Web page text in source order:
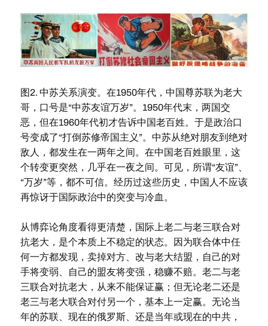
图2. 中苏关系演变。在1950年代，中国尊苏联为老大
哥，口号是“中苏友谊万岁”。1950年代末，两国交
恶，但在1960年代初才告诉中国老百姓。于是政治口
号变成了“打倒苏修帝国主义”。中苏从绝对朋友到绝对
敌人，都发生在一两年之间。在中国老百姓眼里，这
个转变更突然，几乎在一夜之间。可见，所谓“友谊”、
“万岁”等，都不可信。经历过这些历史，中国人不应该
再惊讶于国际政治中的突变与冷血。
从博弈论角度看得更清楚，国际上老二与老三联合对
抗老大，是个本质上不稳定的状态。因为联合体中任
何一方都发现，卖掉对方、改与老大结盟，自己的对
手将变弱、自己的盟友将变强，稳赚不赔。老二与老
三联合对抗老大，从来不能保证赢；但无论老二还是
老三与老大联合对付另一个，基本上一定赢。无论当
年的苏联、现在的俄罗斯、还是当年或现在的中共，